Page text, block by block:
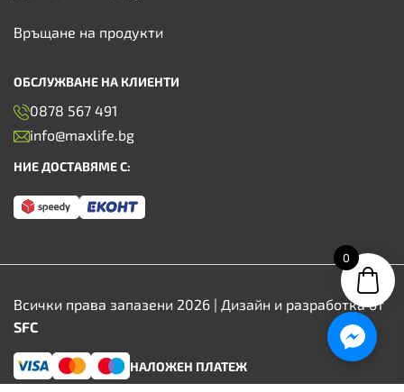
Връщане на продукти
ОБСЛУЖВАНЕ НА КЛИЕНТИ
0878 567 491
info@maxlife.bg
НИЕ ДОСТАВЯМЕ С:
Всички права запазени 2026 | Дизайн и разработка от
SFC
НАЛОЖЕН ПЛАТЕЖ
0